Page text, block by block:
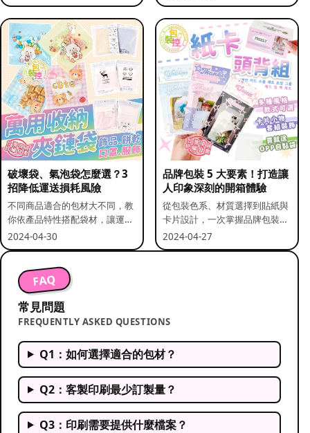
破壞袋、氣泡袋怎麼選？3
招降低運送損耗風險
不同商品適合的包材大不同，教
你依產品特性搭配袋材，讓運送
更安全。
2024-04-30
品牌包裝 5 大要素！打造讓
人印象深刻的開箱體驗
從包裝色系、材質選擇到貼紙與
卡片設計，一次掌握品牌包裝的
關鍵要素。
2024-04-27
FAQ
常見問題
FREQUENTLY ASKED QUESTIONS
Q1：如何選擇適合的包材？
Q2：客製印刷最少訂製量？
Q3：印刷需要提供什麼檔案？